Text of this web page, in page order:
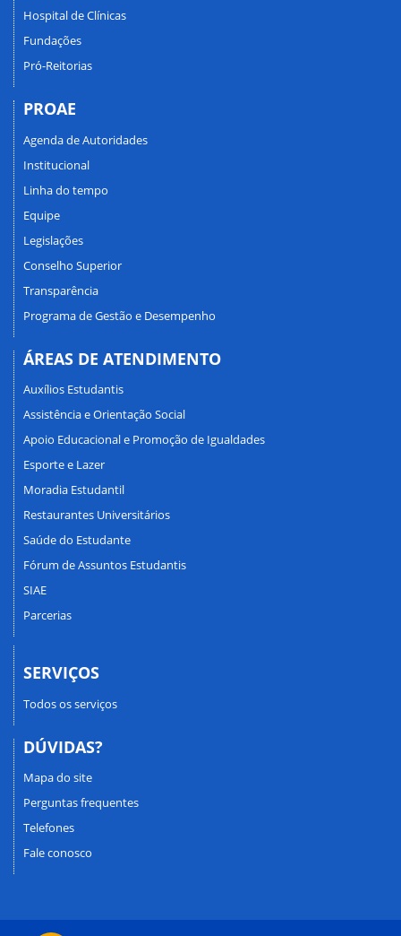
Hospital de Clínicas
Fundações
Pró-Reitorias
PROAE
Agenda de Autoridades
Institucional
Linha do tempo
Equipe
Legislações
Conselho Superior
Transparência
Programa de Gestão e Desempenho
ÁREAS DE ATENDIMENTO
Auxílios Estudantis
Assistência e Orientação Social
Apoio Educacional e Promoção de Igualdades
Esporte e Lazer
Moradia Estudantil
Restaurantes Universitários
Saúde do Estudante
Fórum de Assuntos Estudantis
SIAE
Parcerias
SERVIÇOS
Todos os serviços
DÚVIDAS?
Mapa do site
Perguntas frequentes
Telefones
Fale conosco